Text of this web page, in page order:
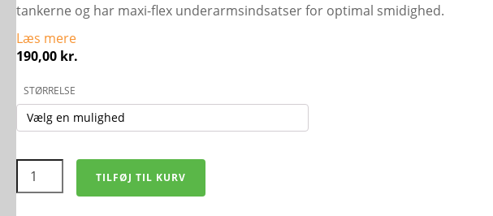
tankerne og har maxi-flex underarmsindsatser for optimal smidighed.
Læs mere
190,00 kr.
STØRRELSE
Hummel
First
Performance
TILFØJ TIL KURV